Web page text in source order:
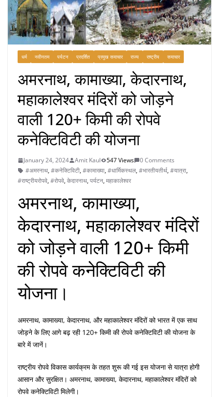
धर्म नवीनतम पर्यटन प्रदर्शित प्रमुख समाचार राज्य राष्ट्रीय समाचार
अमरनाथ, कामाख्या, केदारनाथ,
महाकालेश्वर मंदिरों को जोड़ने
वाली 120+ किमी की रोपवे
कनेक्टिविटी की योजना
January 24, 2024 Amit Kaul 547 Views
0 Comments
#अमरनाथ,#कनेक्टिविटी,#कामाख्या,#धार्मिकस्थल,#भारतीयतीर्थ,#यात्रा,
#राष्ट्रीयरोपवे,#रोपवे,केदारनाथ,पर्यटन,महाकालेश्वर
अमरनाथ, कामाख्या,
केदारनाथ, महाकालेश्वर मंदिरों
को जोड़ने वाली 120+ किमी
की रोपवे कनेक्टिविटी की
योजना।
अमरनाथ, कामाख्या, केदारनाथ, और महाकालेश्वर मंदिरों को भारत में एक साथ
जोड़ने के लिए आगे बढ़ रही 120+ किमी की रोपवे कनेक्टिविटी की योजना के
बारे में जानें।
राष्ट्रीय रोपवे विकास कार्यक्रम के तहत शुरू की गई इस योजना से यात्रा होगी
आसान और सुरक्षित। अमरनाथ, कामाख्या, केदारनाथ, महाकालेश्वर मंदिरों को
रोपवे कनेक्टिविटी मिलेगी।